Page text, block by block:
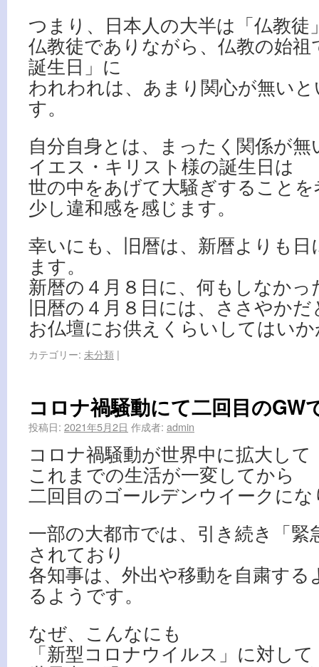
つまり、日本人の大半は「仏教
仏教徒でありながら、仏教の始
誕生日」に
われわれは、あまり関心が無い
す。
自分自身とは、まったく関係が無
イエス・キリスト様の誕生日は
世の中をあげて大騒ぎすること
少し違和感を感じます。
幸いにも、旧暦は、新暦よりも
ます。
新暦の４月８日に、何もしなか
旧暦の４月８日には、ささやか
お仏壇にお供えくらいしてはい
カテゴリー: 未分類 |
コロナ禍騒動にて二回目のGW
投稿日: 2021年5月2日 作成者: admin
コロナ禍騒動が世界中に拡大して
これまでの生活が一変してから
二回目のゴールデンウイークに
一部の大都市では、引き続き「緊
されており
各知事は、外出や移動を自粛す
るようです。
なぜ、こんなにも
「新型コロナウイルス」に対して